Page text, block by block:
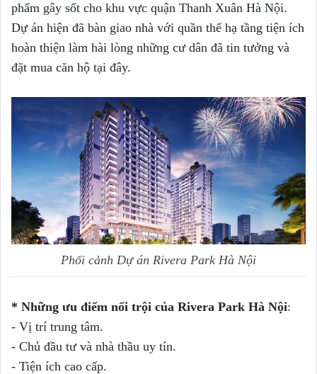
phẩm gây sốt cho khu vực quận Thanh Xuân Hà Nội.
Dự án hiện đã bàn giao nhà với quần thể hạ tầng tiện ích
hoàn thiện làm hài lòng những cư dân đã tin tưởng và
đặt mua căn hộ tại đây.
Phối cảnh Dự án Rivera Park Hà Nội
* Những ưu điểm nổi trội của Rivera Park Hà Nội:
- Vị trí trung tâm.
- Chủ đầu tư và nhà thầu uy tín.
- Tiện ích cao cấp.